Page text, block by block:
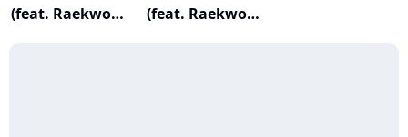
(feat. Raekwon,
(feat. Raekwon,